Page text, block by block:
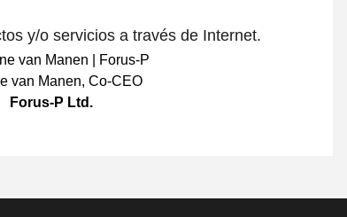
y/o servicios a través de Internet.
van Manen, Co-CEO
Forus-P Ltd.